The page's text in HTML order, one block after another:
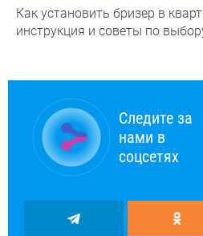
Как установить бризер в
инструкция и советы по
Следите за
нами в
соцсетях